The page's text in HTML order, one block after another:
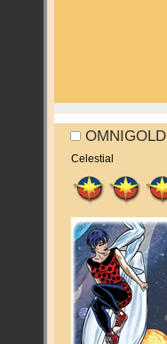
OMNIGOLD
Celestial